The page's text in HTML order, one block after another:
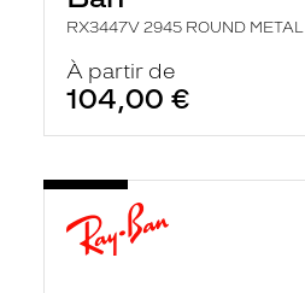
RX3447V 2945 ROUND METAL
À partir de
104,00 €